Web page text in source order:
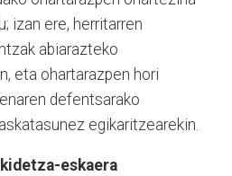
izan ere, herritarren
abiarazteko
eta ohartarazpen hori
defentsarako
egikaritzearekin.
eskaera